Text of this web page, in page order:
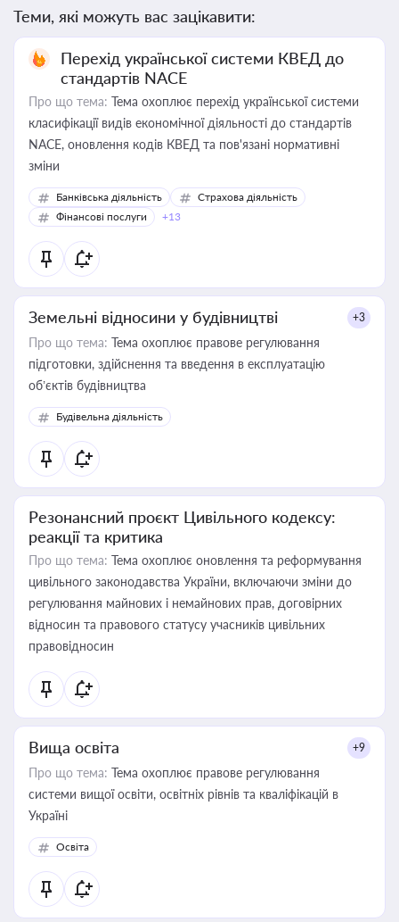
Теми, які можуть вас зацікавити:
Перехід української системи КВЕД до
стандартів NACE
Про що тема: Тема охоплює перехід української системи
класифікації видів економічної діяльності до стандартів
NACE, оновлення кодів КВЕД та пов'язані нормативні
зміни
Банківська діяльність
Страхова діяльність
Фінансові послуги
+13
Земельні відносини у будівництві +3
Про що тема: Тема охоплює правове регулювання
підготовки, здійснення та введення в експлуатацію
об’єктів будівництва
Будівельна діяльність
Резонансний проєкт Цивільного кодексу:
реакції та критика
Про що тема: Тема охоплює оновлення та реформування
цивільного законодавства України, включаючи зміни до
регулювання майнових і немайнових прав, договірних
відносин та правового статусу учасників цивільних
правовідносин
Вища освіта +9
Про що тема: Тема охоплює правове регулювання
системи вищої освіти, освітніх рівнів та кваліфікацій в
Україні
Освіта